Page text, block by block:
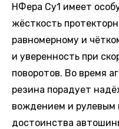
НФера Су1 имеет
жёсткость
равномерному и
и уверенность при
поворотов. Во время
резина порадует
вождением и рулевым
достоинства